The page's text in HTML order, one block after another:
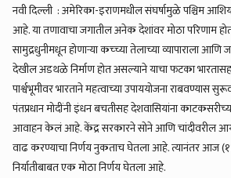
नवी दिल्ली : अमेरिका-इराणमधील संघर्षामुळे पश्चिम
आहे. या तणावाचा जगातील अनेक देशांवर मोठा परिणाम
सामुद्रधुनीमधून होणार्‍या कच्च्या तेलाच्या व्यापाराला आणि
देखील अडथळे निर्माण होत असल्याने याचा फटका
पार्श्वभूमीवर भारताने महत्वाच्या उपाययोजना राबवण्यास
पंतप्रधान मोदींनी इंधन बचतीसह देशवासियांना
आवाहन केलं आहे. केंद्र सरकारने सोने आणि चांदीवरील
वाढ करण्याचा निर्णय नुकताच घेतला आहे. त्यानंतर आज
निर्यातीबाबत एक मोठा निर्णय घेतला आहे.